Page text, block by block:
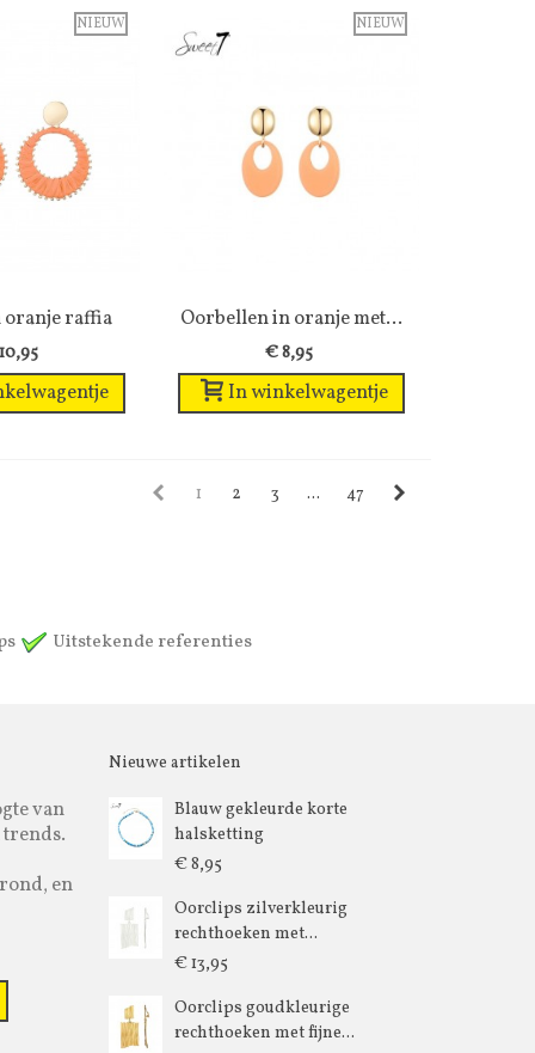
NIEUW
raffia
NIEUW
Wenslijst
Oorbellen in oranje met...
€ 8,95
In winkelwagentje
1 2 3 ... 47
Uitstekende referenties
van
trends.
en
Nieuwe artikelen
Blauw gekleurde korte
halsketting
€ 8,95
Oorclips zilverkleurig
rechthoeken met...
€ 13,95
Oorclips goudkleurige
rechthoeken met fijne...